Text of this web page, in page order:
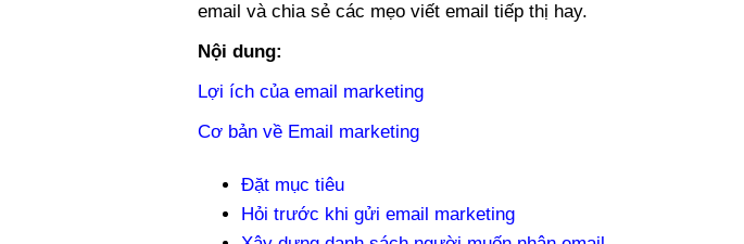
email và chia sẻ các mẹo viết email tiếp thị hay.
Nội dung:
Lợi ích của email marketing
Cơ bản về Email marketing
Đặt mục tiêu
Hỏi trước khi gửi email marketing